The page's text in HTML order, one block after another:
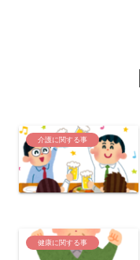
介護に関する事
健康に関する事